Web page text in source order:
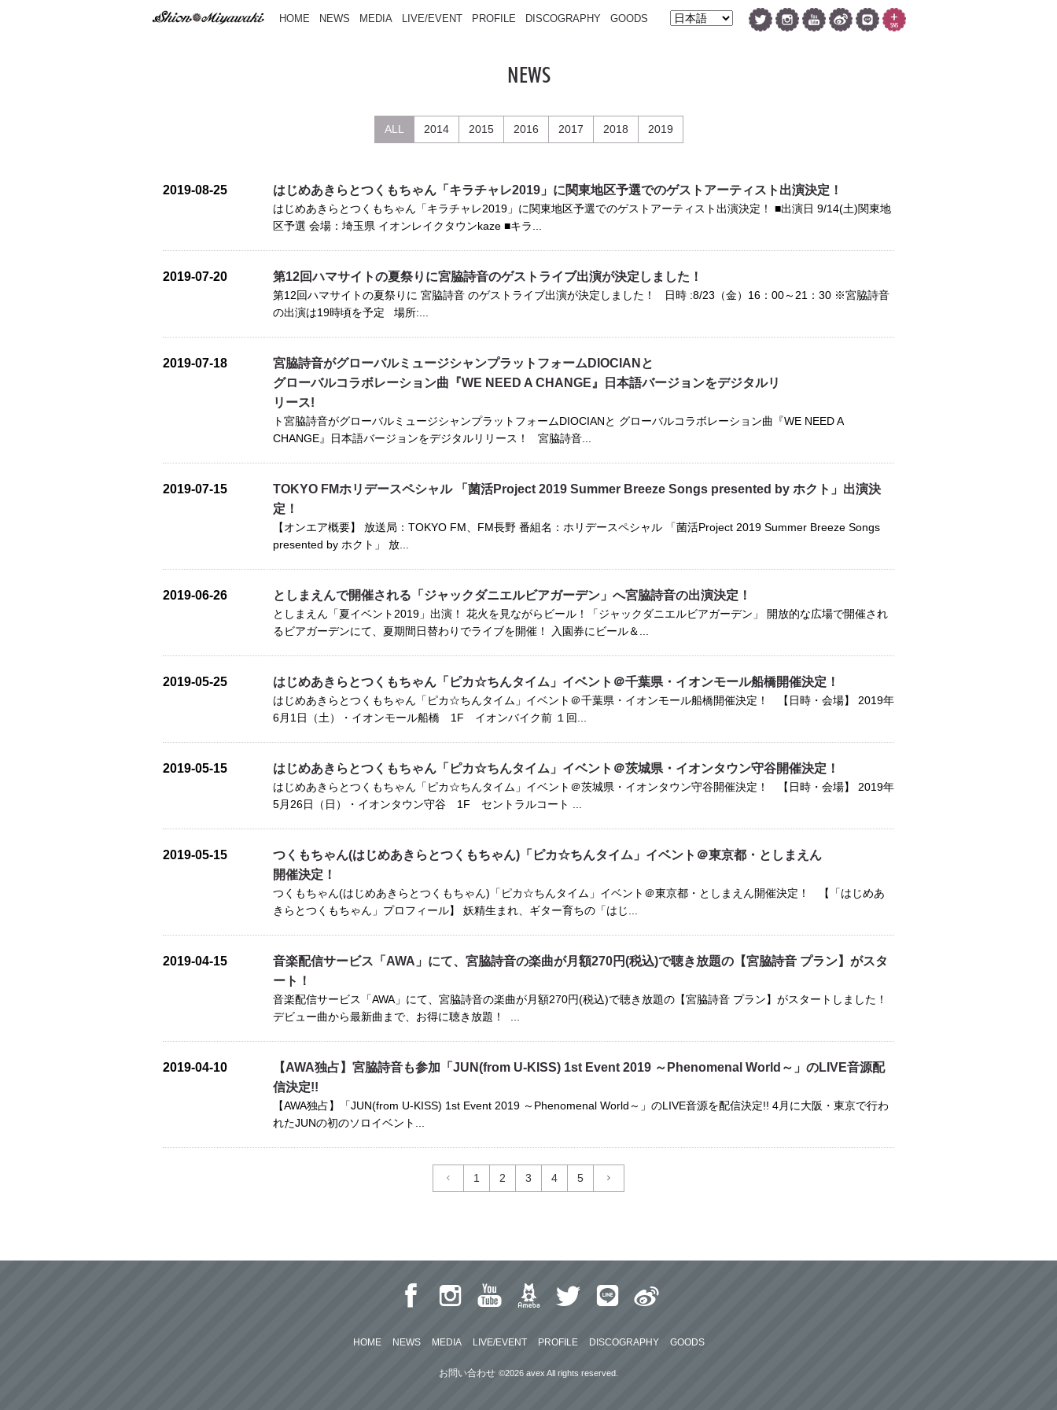
HOME NEWS MEDIA LIVE/EVENT PROFILE DISCOGRAPHY GOODS
NEWS
ALL 2014 2015 2016 2017 2018 2019
2019-08-25 はじめあきらとつくもちゃん「キラチャレ2019」に関東地区予選でのゲストアーティスト出演決定！
はじめあきらとつくもちゃん「キラチャレ2019」に関東地区予選でのゲストアーティスト出演決定！ ■出演日 9/14(土)関東地
区予選 会場：埼玉県 イオンレイクタウンkaze ■キラ...
2019-07-20 第12回ハマサイトの夏祭りに宮脇詩音のゲストライブ出演が決定しました！
第12回ハマサイトの夏祭りに 宮脇詩音 のゲストライブ出演が決定しました！ 日時 :8/23（金）16：00～21：30 ※宮脇詩音
の出演は19時頃を予定 場所:...
2019-07-18
宮脇詩音がグローバルミュージシャンプラットフォームDIOCIANと
グローバルコラボレーション曲『WE NEED A CHANGE』日本語バージョンをデジタルリ
リース!
ト宮脇詩音がグローバルミュージシャンプラットフォームDIOCIANと グローバルコラボレーション曲『WE NEED A
CHANGE』日本語バージョンをデジタルリリース！ 宮脇詩音...
2019-07-15
TOKYO FMホリデースペシャル 「菌活Project 2019 Summer Breeze Songs presented by ホクト」出演決
定！
【オンエア概要】 放送局：TOKYO FM、FM長野 番組名：ホリデースペシャル 「菌活Project 2019 Summer Breeze Songs
presented by ホクト」 放...
2019-06-26 としまえんで開催される「ジャックダニエルビアガーデン」へ宮脇詩音の出演決定！
としまえん「夏イベント2019」出演！ 花火を見ながらビール！「ジャックダニエルビアガーデン」 開放的な広場で開催され
るビアガーデンにて、夏期間日替わりでライブを開催！ 入園券にビール＆...
2019-05-25 はじめあきらとつくもちゃん「ピカ☆ちんタイム」イベント＠千葉県・イオンモール船橋開催決定！
はじめあきらとつくもちゃん「ピカ☆ちんタイム」イベント＠千葉県・イオンモール船橋開催決定！ 【日時・会場】 2019年
6月1日（土）・イオンモール船橋 1F イオンバイク前 １回...
2019-05-15 はじめあきらとつくもちゃん「ピカ☆ちんタイム」イベント＠茨城県・イオンタウン守谷開催決定！
はじめあきらとつくもちゃん「ピカ☆ちんタイム」イベント＠茨城県・イオンタウン守谷開催決定！ 【日時・会場】 2019年
5月26日（日）・イオンタウン守谷 1F セントラルコート ...
2019-05-15
つくもちゃん(はじめあきらとつくもちゃん)「ピカ☆ちんタイム」イベント＠東京都・としまえん
開催決定！
つくもちゃん(はじめあきらとつくもちゃん)「ピカ☆ちんタイム」イベント＠東京都・としまえん開催決定！ 【「はじめあ
きらとつくもちゃん」プロフィール】 妖精生まれ、ギター育ちの「はじ...
2019-04-15
音楽配信サービス「AWA」にて、宮脇詩音の楽曲が月額270円(税込)で聴き放題の【宮脇詩音 プラン】がスタ
ート！
音楽配信サービス「AWA」にて、宮脇詩音の楽曲が月額270円(税込)で聴き放題の【宮脇詩音 プラン】がスタートしました！
デビュー曲から最新曲まで、お得に聴き放題！ ...
2019-04-10
【AWA独占】宮脇詩音も参加「JUN(from U-KISS) 1st Event 2019 ～Phenomenal World～」のLIVE音源配
信決定!!
【AWA独占】「JUN(from U-KISS) 1st Event 2019 ～Phenomenal World～」のLIVE音源を配信決定!! 4月に大阪・東京で行わ
れたJUNの初のソロイベント...
1 2 3 4 5
HOME NEWS MEDIA LIVE/EVENT PROFILE DISCOGRAPHY GOODS
お問い合わせ ©2026 avex All rights reserved.